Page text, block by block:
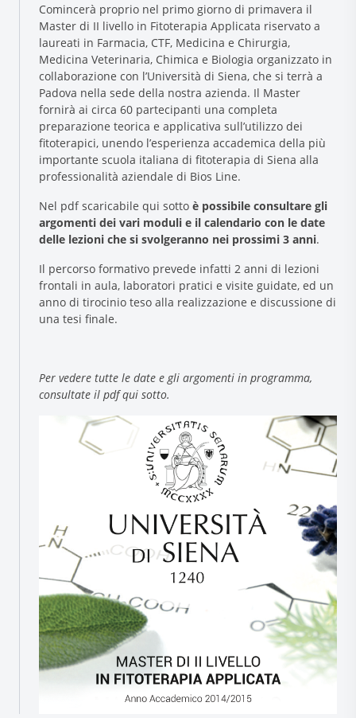
Research and Quality
Social & Environment
News
Comincerà proprio nel primo giorno di primavera il
Master di II livello in Fitoterapia Applicata riservato a
laureati in Farmacia, CTF, Medicina e Chirurgia,
Medicina Veterinaria, Chimica e Biologia organizzato in
collaborazione con l’Università di Siena, che si terrà a
Padova nella sede della nostra azienda. Il Master
fornirà ai circa 60 partecipanti una completa
preparazione teorica e applicativa sull’utilizzo dei
fitoterapici, unendo l’esperienza accademica della più
importante scuola italiana di fitoterapia di Siena alla
professionalità aziendale di Bios Line.
Nel pdf scaricabile qui sotto è possibile consultare gli
argomenti dei vari moduli e il calendario con le date
delle lezioni che si svolgeranno nei prossimi 3 anni.
Il percorso formativo prevede infatti 2 anni di lezioni
frontali in aula, laboratori pratici e visite guidate, ed un
anno di tirocinio teso alla realizzazione e discussione di
una tesi finale.
Per vedere tutte le date e gli argomenti in programma,
consultate il pdf qui sotto.